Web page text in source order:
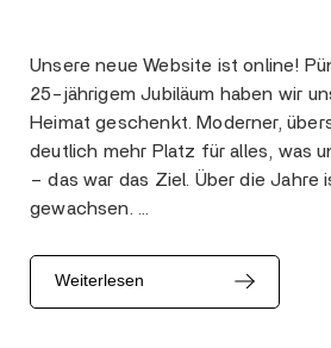
Unsere neue Website ist online!
25-jährigem Jubiläum haben wir
Heimat geschenkt. Moderner,
deutlich mehr Platz für alles, was
– das war das Ziel. Über die Jahre
gewachsen. …
Weiterlesen